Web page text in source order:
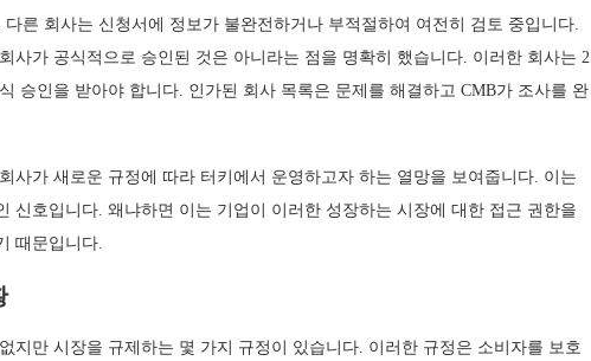
른 회사는 신청서에 정보가 불완전하거나 부적절하여 여전히 검토 중입니다.
사가 공식적으로 승인된 것은 아니라는 점을 명확히 했습니다. 이러한 회사는 2
승인을 받아야 합니다. 인가된 회사 목록은 문제를 해결하고 CMB가 조사를 완
사가 새로운 규정에 따라 터키에서 운영하고자 하는 열망을 보여줍니다. 이는
신호입니다. 왜냐하면 이는 기업이 이러한 성장하는 시장에 대한 접근 권한을
때문입니다.
지만 시장을 규제하는 몇 가지 규정이 있습니다. 이러한 규정은 소비자를 보호